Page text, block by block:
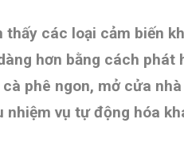
thấy các loại cảm biến
hơn bằng cách phát
phê ngon, mở cửa
nhiệm vụ tự động hóa